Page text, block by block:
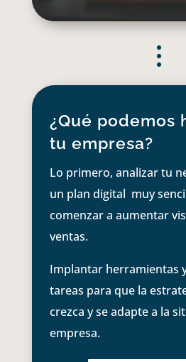
¿Qué podemos
tu empresa?
Lo primero, analizar tu
un plan digital muy
comenzar a aumentar
ventas.
Implantar herramientas
tareas para que la
crezca y se adapte a la
empresa.